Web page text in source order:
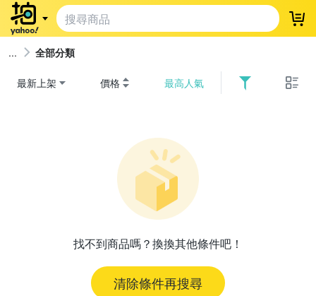
登
全部分類
最新上架 價格 最高人氣
找不到商品嗎？換換其他條件吧！
清除條件再搜尋